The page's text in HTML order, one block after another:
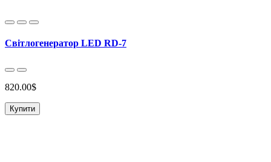
Світлогенератор LED RD-7
820.00$
Купити